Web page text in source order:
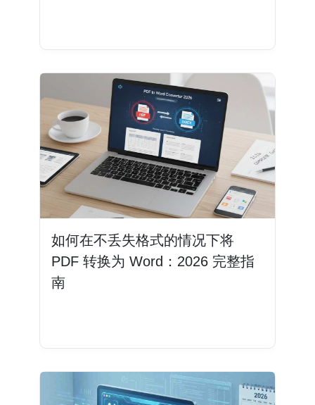
如何在不丢失格式的情况下将
PDF 转换为 Word：2026 完整指
南